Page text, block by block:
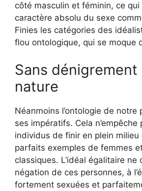
côté masculin et féminin, ce
caractère absolu du sexe
Finies les catégories des
flou ontologique, qui se moque
Sans dénigrement
nature
Néanmoins l’ontologie de notre
ses impératifs. Cela n’empêche
individus de finir en plein milieu
parfaits exemples de femmes
classiques. L’idéal égalitaire ne
négation de ces personnes, à
fortement sexuées et